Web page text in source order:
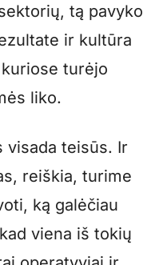
tą pavyko
ir kultūra
turėjo
liko.
visada teisūs. Ir
reiškia, turime
ką galėčiau
viena iš tokių